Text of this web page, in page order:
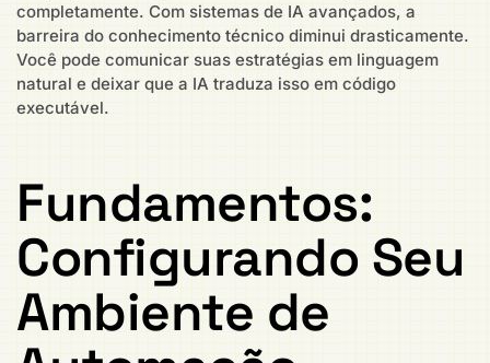
completamente. Com sistemas de IA avançados, a
barreira do conhecimento técnico diminui drasticamente.
Você pode comunicar suas estratégias em linguagem
natural e deixar que a IA traduza isso em código
executável.
Fundamentos:
Configurando Seu
Ambiente de